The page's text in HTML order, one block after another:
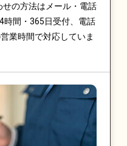
せの方法はメール・電話
時間・365日受付、電話
業時間で対応していま